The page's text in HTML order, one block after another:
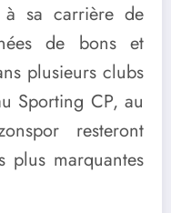
à sa carrière de
de bons et
plusieurs clubs
Sporting CP, au
resteront
plus marquantes